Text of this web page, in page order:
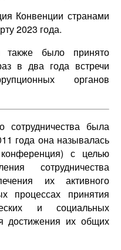
Конвенции странами
2023 года.
также было принято
в два года встречи
органов
сотрудничества была
года она называлась
с целью
сотрудничества
их активного
процессах принятия
и социальных
достижения их общих